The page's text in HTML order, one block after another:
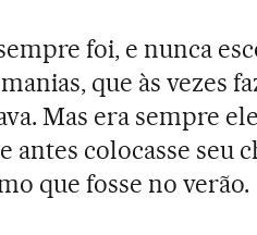
foi, e nunca
manias, que às vezes
Mas era sempre
antes colocasse seu
que fosse no verão.